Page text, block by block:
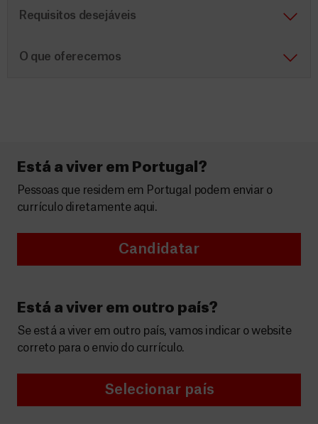
Requisitos desejáveis
O que oferecemos
Está a viver em Portugal?
Pessoas que residem em Portugal podem enviar o
currículo diretamente aqui.
Candidatar
Está a viver em outro país?
Se está a viver em outro país, vamos indicar o website
correto para o envio do currículo.
Selecionar país